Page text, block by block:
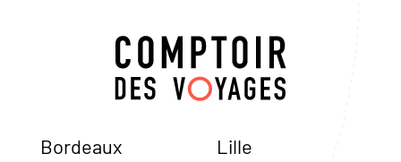
Bordeaux Lille